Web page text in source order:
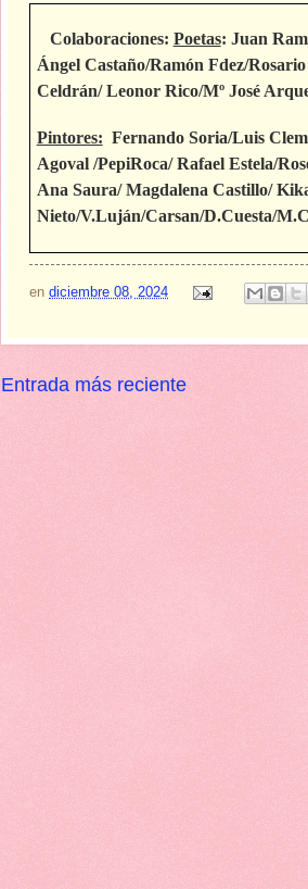
Colaboraciones: Poetas: Juan
Ángel Castaño/Ramón Fdez/
Celdrán/ Leonor Rico/Mº José
Pintores: Fernando Soria/Luis
Agoval /PepiRoca/ Rafael Estela/
Ana Saura/ Magdalena Castillo/
Nieto/V.Luján/Carsan/D.Cuesta/
en diciembre 08, 2024
Entrada más reciente